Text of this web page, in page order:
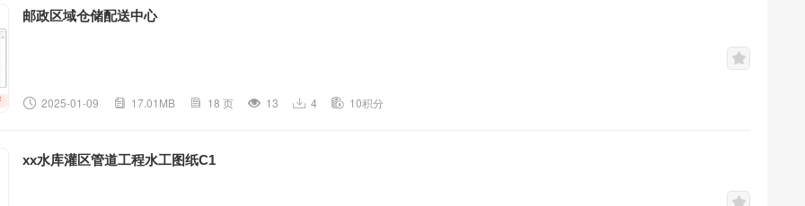
邮政区域仓储配送中心
2025-01-09 17.01MB 18 页 13 4 10积分
xx水库灌区管道工程水工图纸C1